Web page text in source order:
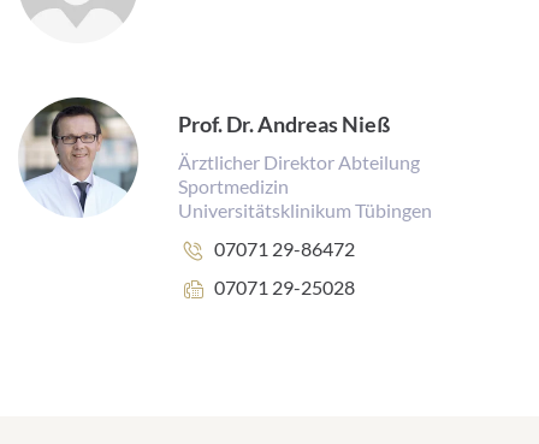
Prof. Dr. Andreas Nieß
Ärztlicher Direktor Abteilung
Sportmedizin
Universitätsklinikum Tübingen
Telefonnummer:
07071 29-86472
Faxnummer:
07071 29-25028